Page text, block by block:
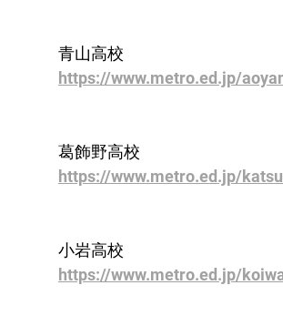
青山高校
https://www.metro.ed.jp/
葛飾野高校
https://www.metro.ed.jp/
小岩高校
https://www.metro.ed.jp/